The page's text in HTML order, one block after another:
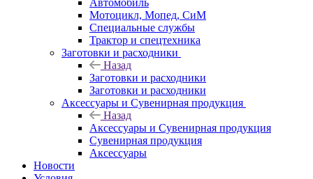
Автомобиль
Мотоцикл, Мопед, СиМ
Специальные службы
Трактор и спецтехника
Заготовки и расходники
Назад
Заготовки и расходники
Заготовки и расходники
Аксессуары и Сувенирная продукция
Назад
Аксессуары и Сувенирная продукция
Сувенирная продукция
Аксессуары
Новости